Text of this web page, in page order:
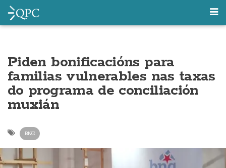
Piden bonificacións para
familias vulnerables nas taxas
do programa de conciliación
muxián
BNG